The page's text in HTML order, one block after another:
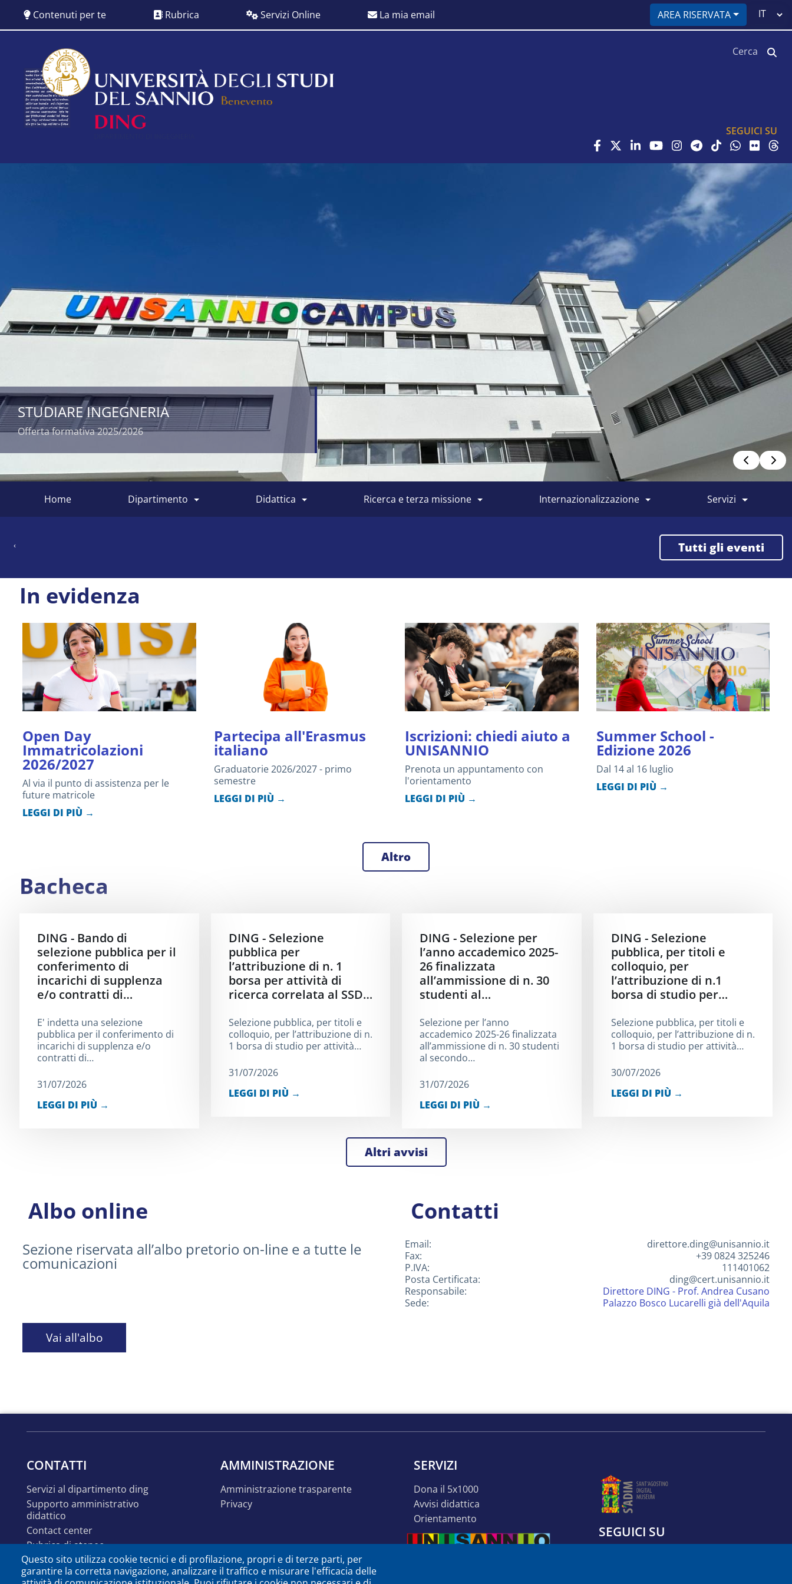
contenuto
Contenuti per te Rubrica Servizi Online La mia email AREA RISERVATA
Select
SEGUICI SU
DIPARTIMENTO DI INGEGNERIA
Tra i Dipartimenti di Eccellenza 2023/2027
dipartimentali
home dipartimento didattica ricerca e terza missione internazionalizzazione servizi
Paginazione
Pagina
‹ tutti gli eventi
In evidenza
Open Day
Immatricolazioni
2026/2027
Al via il punto di assistenza per le
future matricole
LEGGI DI PIÙ →
Partecipa all'Erasmus
italiano
Graduatorie 2026/2027 - primo
semestre
LEGGI DI PIÙ →
Iscrizioni: chiedi aiuto a
UNISANNIO
Prenota un appuntamento con
l'orientamento
LEGGI DI PIÙ →
Summer School -
Edizione 2026
Dal 14 al 16 luglio
LEGGI DI PIÙ →
Altro
Bacheca
DING - Bando di
selezione pubblica per il
conferimento di
incarichi di supplenza
e/o contratti di…
E' indetta una selezione
pubblica per il conferimento di
incarichi di supplenza e/o
contratti di…
31/07/2026
LEGGI DI PIÙ →
DING - Selezione
pubblica per
l’attribuzione di n. 1
borsa per attività di
ricerca correlata al SSD…
Selezione pubblica, per titoli e
colloquio, per l’attribuzione di n.
1 borsa di studio per attività…
31/07/2026
LEGGI DI PIÙ →
DING - Selezione per
l’anno accademico 2025-
26 finalizzata
all’ammissione di n. 30
studenti al…
Selezione per l’anno
accademico 2025-26 finalizzata
all’ammissione di n. 30 studenti
al secondo…
31/07/2026
LEGGI DI PIÙ →
DING - Selezione
pubblica, per titoli e
colloquio, per
l’attribuzione di n.1
borsa di studio per…
Selezione pubblica, per titoli e
colloquio, per l’attribuzione di n.
1 borsa di studio per attività…
30/07/2026
LEGGI DI PIÙ →
Altri avvisi
Albo online
Sezione riservata all’albo pretorio on-line e a tutte le
comunicazioni
Vai all'albo
Contatti
Email:
direttore.ding@unisannio.it
Fax:
+39 0824 325246
P.IVA:
111401062
Posta Certificata:
ding@cert.unisannio.it
Responsabile:
Direttore DING - Prof. Andrea Cusano
Sede:
Palazzo Bosco Lucarelli già dell'Aquila
CONTATTI
servizi al dipartimento ding
supporto amministrativo
didattico
contact center
rubrica di ateneo
segnalazioni e suggerimenti
AMMINISTRAZIONE
amministrazione trasparente
privacy
SERVIZI
dona il 5x1000
avvisi didattica
orientamento
SEGUICI SU
Questo sito utilizza cookie tecnici e di profilazione, propri e di terze parti, per
garantire la corretta navigazione, analizzare il traffico e misurare l'efficacia delle